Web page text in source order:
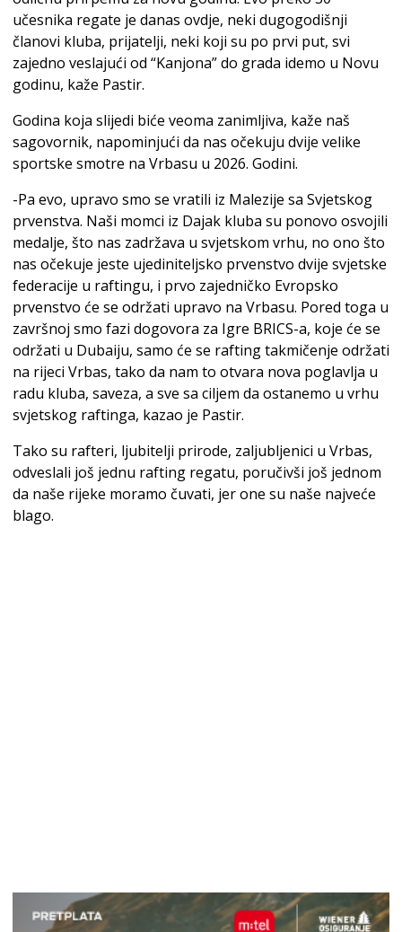
učesnika regate je danas ovdje, neki dugogodišnji
članovi kluba, prijatelji, neki koji su po prvi put, svi
zajedno veslajući od “Kanjona” do grada idemo u Novu
godinu, kaže Pastir.
Godina koja slijedi biće veoma zanimljiva, kaže naš
sagovornik, napominjući da nas očekuju dvije velike
sportske smotre na Vrbasu u 2026. Godini.
-Pa evo, upravo smo se vratili iz Malezije sa Svjetskog
prvenstva. Naši momci iz Dajak kluba su ponovo osvojili
medalje, što nas zadržava u svjetskom vrhu, no ono što
nas očekuje jeste ujediniteljsko prvenstvo dvije svjetske
federacije u raftingu, i prvo zajedničko Evropsko
prvenstvo će se održati upravo na Vrbasu. Pored toga u
završnoj smo fazi dogovora za Igre BRICS-a, koje će se
održati u Dubaiju, samo će se rafting takmičenje održati
na rijeci Vrbas, tako da nam to otvara nova poglavlja u
radu kluba, saveza, a sve sa ciljem da ostanemo u vrhu
svjetskog raftinga, kazao je Pastir.
Tako su rafteri, ljubitelji prirode, zaljubljenici u Vrbas,
odveslali još jednu rafting regatu, poručivši još jednom
da naše rijeke moramo čuvati, jer one su naše najveće
blago.